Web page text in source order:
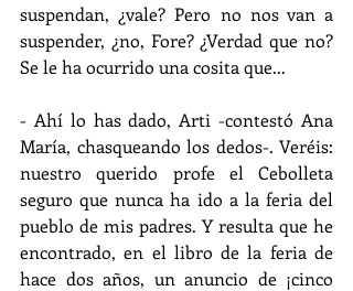
suspendan, ¿vale? Pero no nos van a
suspender, ¿no, Fore? ¿Verdad que no?
Se le ha ocurrido una cosita que...
- Ahí lo has dado, Arti -contestó Ana
María, chasqueando los dedos-. Veréis:
nuestro querido profe el Cebolleta
seguro que nunca ha ido a la feria del
pueblo de mis padres. Y resulta que he
encontrado, en el libro de la feria de
hace dos años, un anuncio de ¡cinco